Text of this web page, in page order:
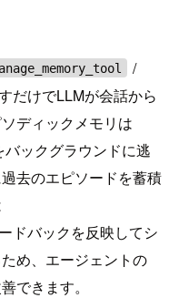
/
だけでLLMが会話から
ディックメモリは
バックグラウンドに逃
去のエピソードを蓄積
ドバックを反映してシ
め、エージェントの
できます。